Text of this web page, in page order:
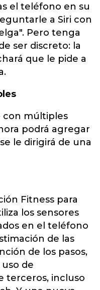
el teléfono en su
a Siri con
Pero tenga
ser discreto: la
que le pide a
con múltiples
podrá agregar
le dirigirá de una
Fitness para
los sensores
en el teléfono
de las
de los pasos,
de
terceros, incluso